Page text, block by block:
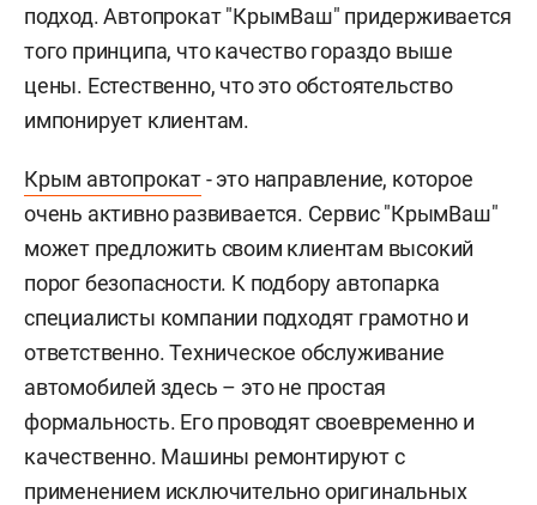
подход. Автопрокат "КрымВаш" придерживается
того принципа, что качество гораздо выше
цены. Естественно, что это обстоятельство
импонирует клиентам.
Крым автопрокат- это направление, которое
очень активно развивается. Сервис "КрымВаш"
может предложить своим клиентам высокий
порог безопасности. К подбору автопарка
специалисты компании подходят грамотно и
ответственно. Техническое обслуживание
автомобилей здесь – это не простая
формальность. Его проводят своевременно и
качественно. Машины ремонтируют с
применением исключительно оригинальных